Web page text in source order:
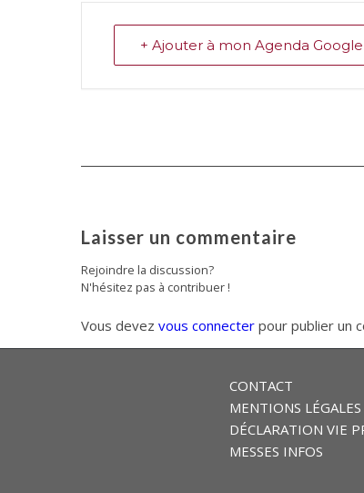
+ Ajouter à mon Agenda Google
Laisser un commentaire
Rejoindre la discussion?
N'hésitez pas à contribuer !
Vous devez vous connecter pour publier un
CONTACT
MENTIONS LÉGALES
DÉCLARATION VIE
MESSES INFOS